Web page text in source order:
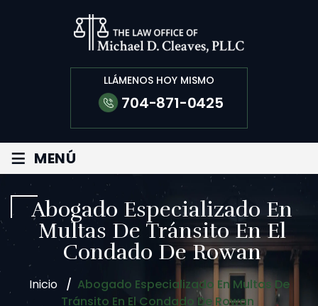
LLÁMENOS HOY MISMO
704-871-0425
≡ MENÚ
Abogado Especializado En
Multas De Tránsito En El
Condado De Rowan
Inicio / Abogado Especializado En Multas De
Tránsito En El Condado De Rowan